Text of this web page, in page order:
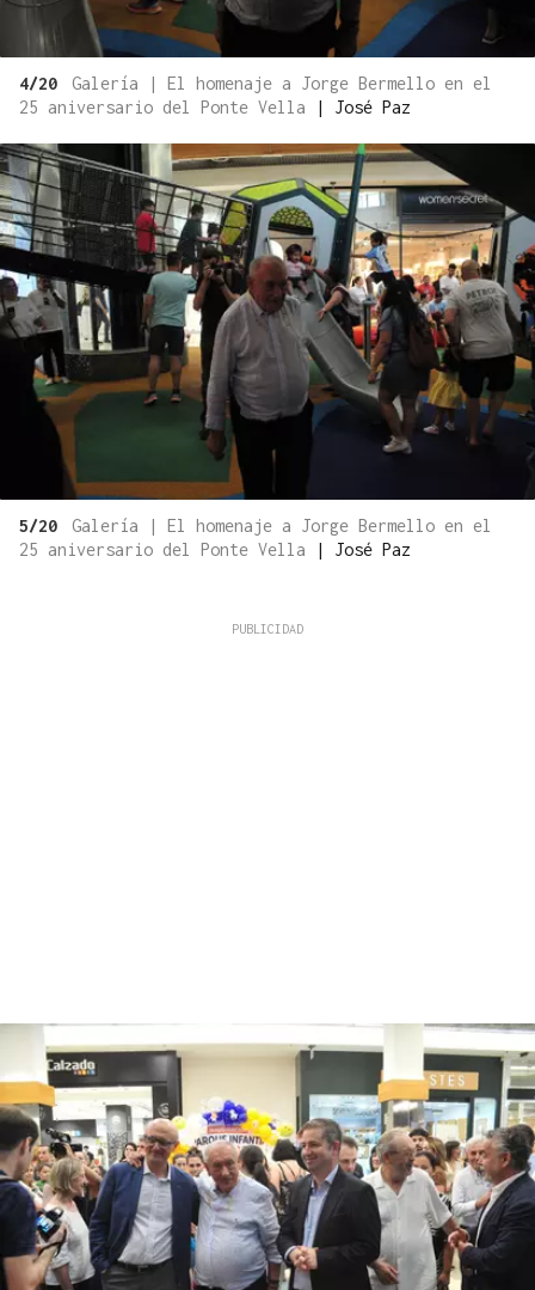
4/20
Galería | El homenaje a Jorge Bermello en el
25 aniversario del Ponte Vella
| José Paz
5/20
Galería | El homenaje a Jorge Bermello en el
25 aniversario del Ponte Vella
| José Paz